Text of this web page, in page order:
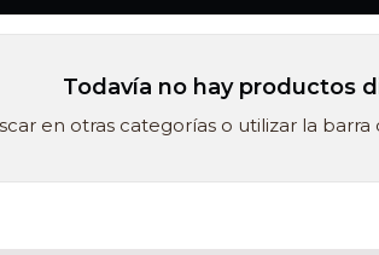
Todavía no hay productos
en otras categorías o utilizar la